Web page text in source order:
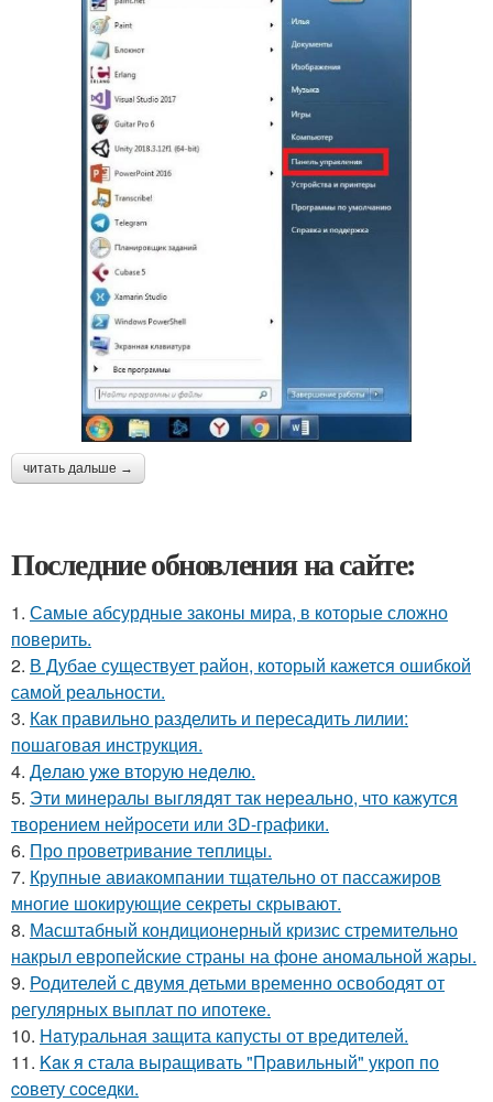
читать дальше →
Последние обновления на сайте:
1. Самые абсурдные законы мира, в которые сложно
поверить.
2. В Дубае существует район, который кажется ошибкой
самой реальности.
3. Как правильно разделить и пересадить лилии:
пошаговая инструкция.
4. Дeлaю yжe втopую нeдeлю.
5. Эти минералы выглядят так нереально, что кажутся
творением нейросети или 3D-графики.
6. Про проветривание теплицы.
7. Крупные авиакомпании тщательно от пассажиров
многие шокирующие секреты скрывают.
8. Масштабный кондиционерный кризис стремительно
накрыл европейские страны на фоне аномальной жары.
9. Родителей с двумя детьми временно освободят от
регулярных выплат по ипотеке.
10. Haтуральная защита капусты от вредителей.
11. Kaк я стала выращивать "Пpaвильный" укроп по
coвету сocедки.